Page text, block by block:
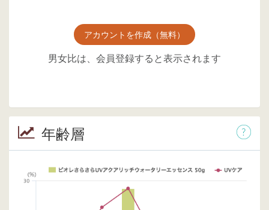
アカウントを作成（無料）
男女比は、会員登録すると表示されます
年齢層